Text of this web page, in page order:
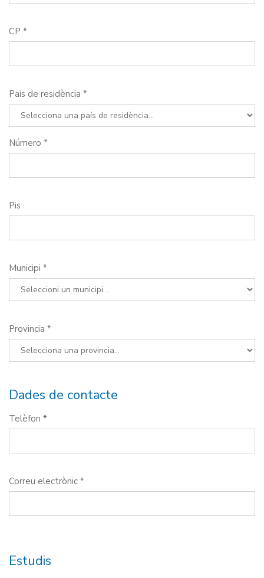
CP *
País de residència *
Número *
Pis
Municipi *
Provincia *
Dades de contacte
Telèfon *
Correu electrònic *
Estudis